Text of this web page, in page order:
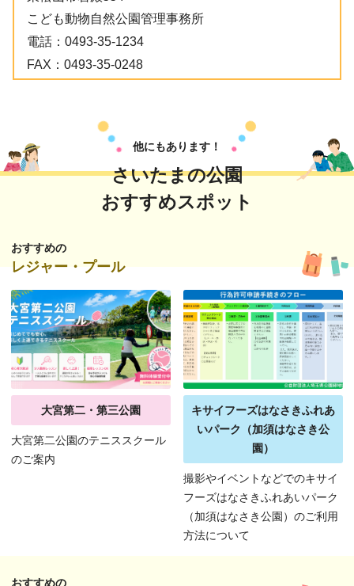
こども動物自然公園管理事務所
電話： 0493-35-1234
FAX： 0493-35-0248
他にもあります！
さいたまの公園
おすすめスポット
おすすめの
レジャー・プール
大宮第二・第三公園
大宮第二公園のテニススクール
のご案内
キサイフーズはなさきふれあ
いパーク（加須はなさき公
園）
撮影やイベントなどでのキサイ
フーズはなさきふれあいパーク
（加須はなさき公園）のご利用
方法について
おすすめの